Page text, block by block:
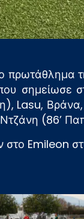
Lasu,
(86’
Emileon